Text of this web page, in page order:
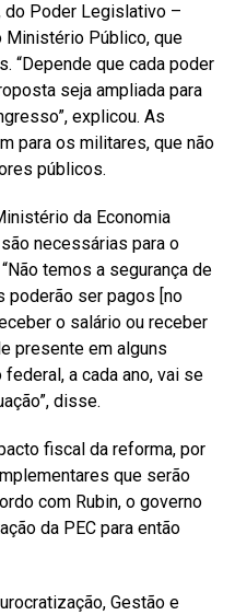
Poder Legislativo –
Público, que
“Depende que cada poder
seja ampliada para
explicou. As
para os militares, que não
públicos.
da Economia
necessárias para o
temos a segurança de
ser pagos [no
o salário ou receber
presente em alguns
a cada ano, vai se
disse.
fiscal da reforma, por
que serão
com Rubin, o governo
da PEC para então
Gestão e